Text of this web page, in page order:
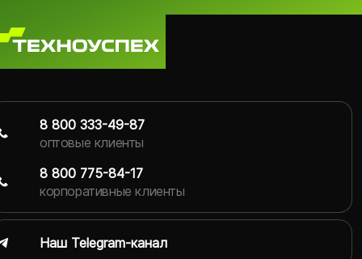
8 800 333-49-87
оптовые клиенты
8 800 775-84-17
корпоративные клиенты
Наш Telegram-канал